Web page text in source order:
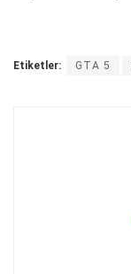
Etiketler: GTA 5